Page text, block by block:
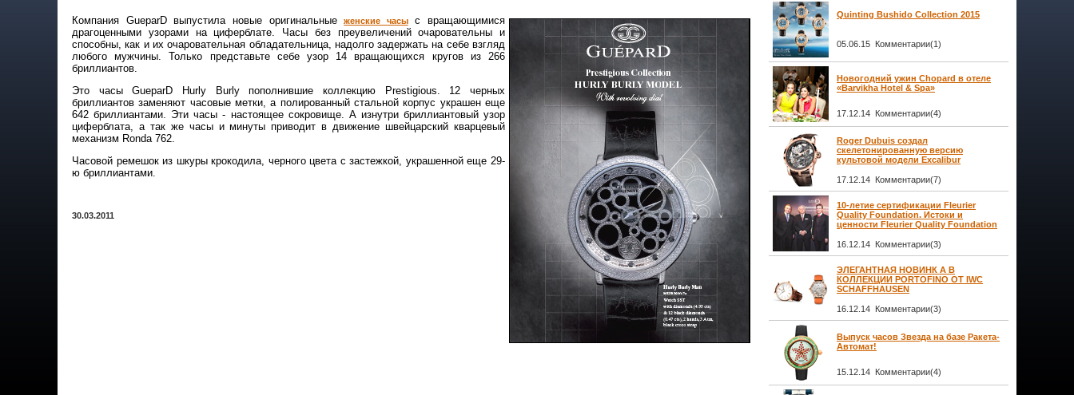
Компания GueparD выпустила новые оригинальныеженские часыс вращающимися
драгоценными узорами на циферблате. Часы без преувеличений очаровательны и
способны, как и их очаровательная обладательница, надолго задержать на себе взгляд
любого мужчины. Только представьте себе узор 14 вращающихся кругов из 266
бриллиантов.
Это часы GueparD Hurly Burly пополнившие коллекцию Prestigious. 12 черных
бриллиантов заменяют часовые метки, а полированный стальной корпус украшен еще
642 бриллиантами. Эти часы - настоящее сокровище. А изнутри бриллиантовый узор
циферблата, а так же часы и минуты приводит в движение швейцарский кварцевый
механизм Ronda 762.
Часовой ремешок из шкуры крокодила, черного цвета с застежкой, украшенной еще 29-
ю бриллиантами.
30.03.2011
Quinting Bushido Collection 2015
05.06.15 Комментарии(1)
Новогодний ужин Chopard в отеле
«Barvikha Hotel & Spa»
17.12.14 Комментарии(4)
Roger Dubuis создал
скелетонированную версию
культовой модели Excalibur
17.12.14 Комментарии(7)
10-летие сертификации Fleurier
Quality Foundation. Истоки и
ценности Fleurier Quality Foundation
16.12.14 Комментарии(3)
ЭЛЕГАНТНАЯ НОВИНК А В
КОЛЛЕКЦИИ PORTOFINO ОТ IWC
SCHAFFHAUSEN
16.12.14 Комментарии(3)
Выпуск часов Звезда на базе Ракета-
Автомат!
15.12.14 Комментарии(4)